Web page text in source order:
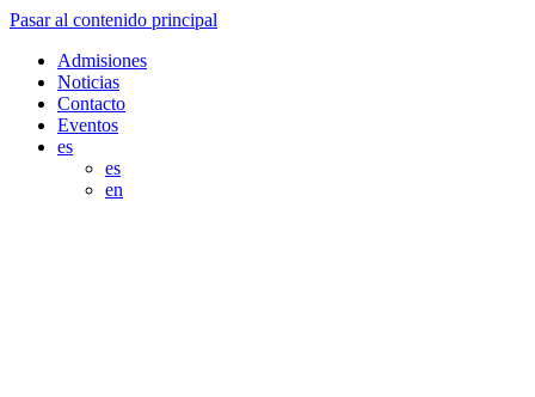
Pasar al contenido principal
Admisiones
Noticias
Contacto
Eventos
es
es
en